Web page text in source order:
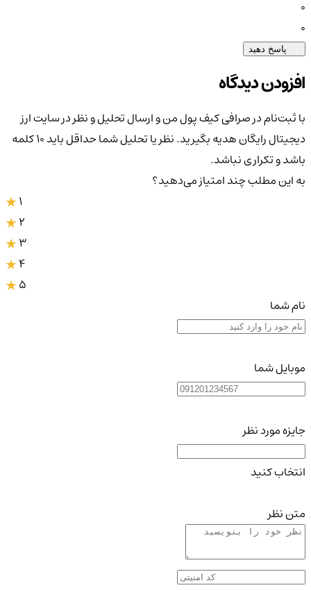
پاسخ دهید
افزودن دیدگاه
با ثبت‌نام در صرافی کیف پول من و ارسال تحلیل و نظر در سایت ارز
دیجیتال رایگان هدیه بگیرید. نظر یا تحلیل شما حداقل باید ۱۰ کلمه
باشد و تکراری نباشد.
به این مطلب چند امتیاز می‌دهید؟
3
4
5
نام شما
موبایل شما
جایزه مورد نظر
انتخاب کنید
متن نظر